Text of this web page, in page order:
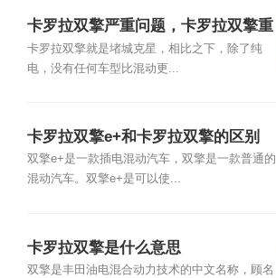
卡罗拉双擎严重问题，卡罗拉双擎重
大缺陷
卡罗拉双擎就是堵城克星，相比之下，除了纯
电，没有任何车型比混动更...
卡罗拉双擎e+和卡罗拉双擎的区别
双擎e+是一款插电混动汽车，双擎是一款普通的
混动汽车。双擎e+是可以使...
卡罗拉双擎是什么意思
双擎是丰田油电混合动力技术的中文名称，顾名